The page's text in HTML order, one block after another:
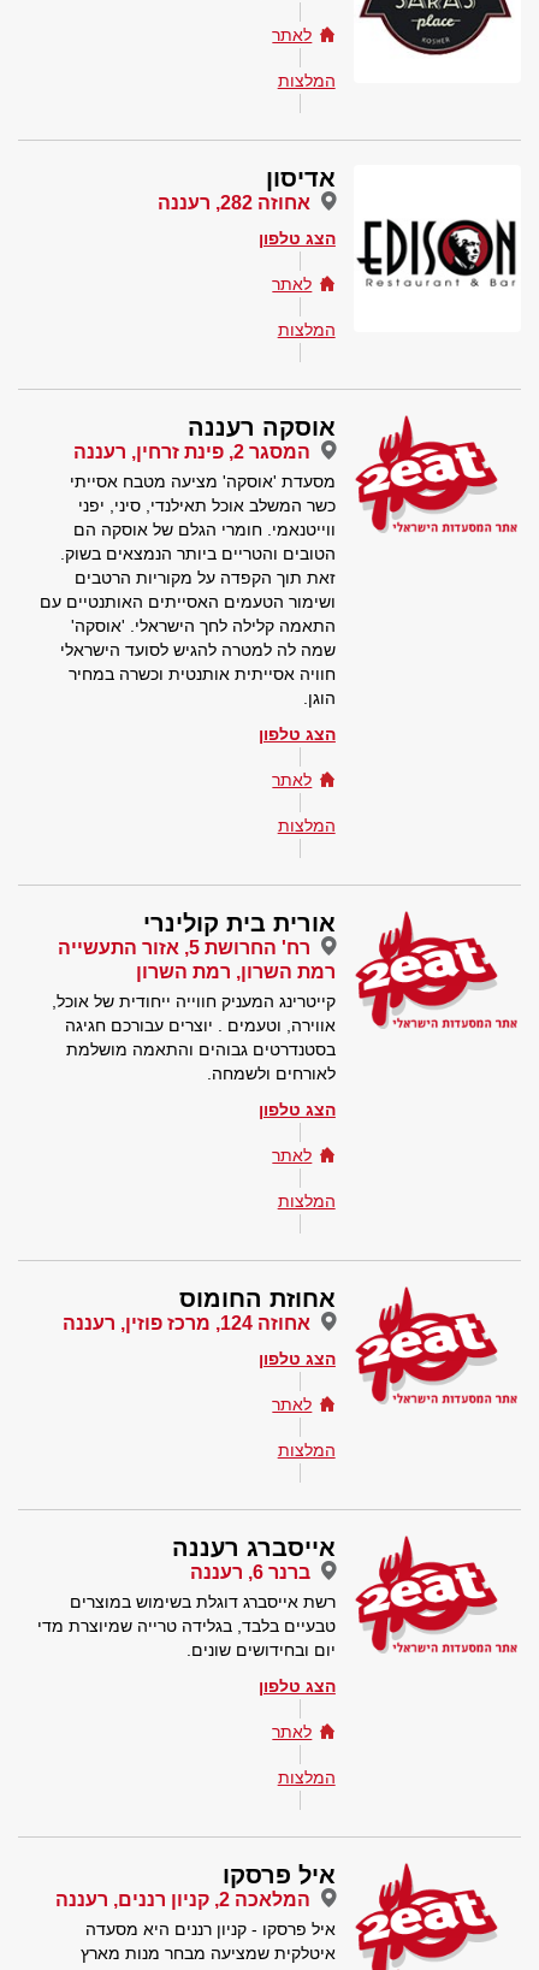
לאתר
המלצות
אדיסון
אחוזה 282, רעננה
הצג טלפון
לאתר
המלצות
אוסקה רעננה
המסגר 2, פינת זרחין, רעננה
מסעדת 'אוסקה' מציעה מטבח אסייתי
כשר המשלב אוכל תאילנדי, סיני, יפני
ווייטנאמי. חומרי הגלם של אוסקה הם
הטובים והטריים ביותר הנמצאים בשוק.
זאת תוך הקפדה על מקוריות הרטבים
ושימור הטעמים האסייתים האותנטיים עם
התאמה קלילה לחך הישראלי. 'אוסקה'
שמה לה למטרה להגיש לסועד הישראלי
חוויה אסייתית אותנטית וכשרה במחיר
הוגן.
הצג טלפון
לאתר
המלצות
אורית בית קולינרי
רח' החרושת 5, אזור התעשייה
רמת השרון, רמת השרון
קייטרינג המעניק חווייה ייחודית של אוכל,
אווירה, וטעמים . יוצרים עבורכם חגיגה
בסטנדרטים גבוהים והתאמה מושלמת
לאורחים ולשמחה.
הצג טלפון
לאתר
המלצות
אחוזת החומוס
אחוזה 124, מרכז פוזין, רעננה
הצג טלפון
לאתר
המלצות
אייסברג רעננה
ברנר 6, רעננה
רשת אייסברג דוגלת בשימוש במוצרים
טבעיים בלבד, בגלידה טרייה שמיוצרת מדי
יום ובחידושים שונים.
הצג טלפון
לאתר
המלצות
איל פרסקו
המלאכה 2, קניון רננים, רעננה
איל פרסקו - קניון רננים היא מסעדה
איטלקית שמציעה מבחר מנות מארץ